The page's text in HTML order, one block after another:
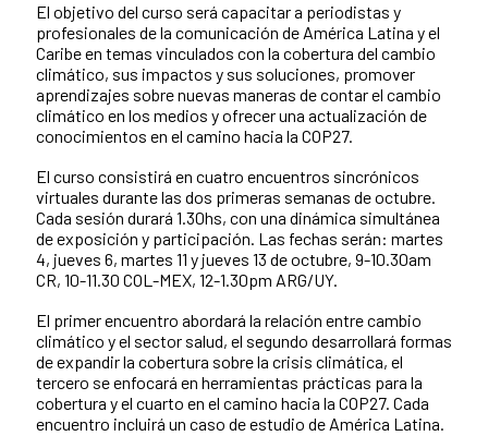
El objetivo del curso será capacitar a periodistas y
profesionales de la comunicación de América Latina y el
Caribe en temas vinculados con la cobertura del cambio
climático, sus impactos y sus soluciones, promover
aprendizajes sobre nuevas maneras de contar el cambio
climático en los medios y ofrecer una actualización de
conocimientos en el camino hacia la COP27.
El curso consistirá en cuatro encuentros sincrónicos
virtuales durante las dos primeras semanas de octubre.
Cada sesión durará 1.30hs, con una dinámica simultánea
de exposición y participación. Las fechas serán: martes
4, jueves 6, martes 11 y jueves 13 de octubre, 9-10.30am
CR, 10-11.30 COL-MEX, 12-1.30pm ARG/UY.
El primer encuentro abordará la relación entre cambio
climático y el sector salud, el segundo desarrollará formas
de expandir la cobertura sobre la crisis climática, el
tercero se enfocará en herramientas prácticas para la
cobertura y el cuarto en el camino hacia la COP27. Cada
encuentro incluirá un caso de estudio de América Latina.